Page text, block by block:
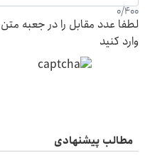
0/400
لطفا عدد مقابل را در جعبه متن
وارد کنید
مطالب پیشنهادی